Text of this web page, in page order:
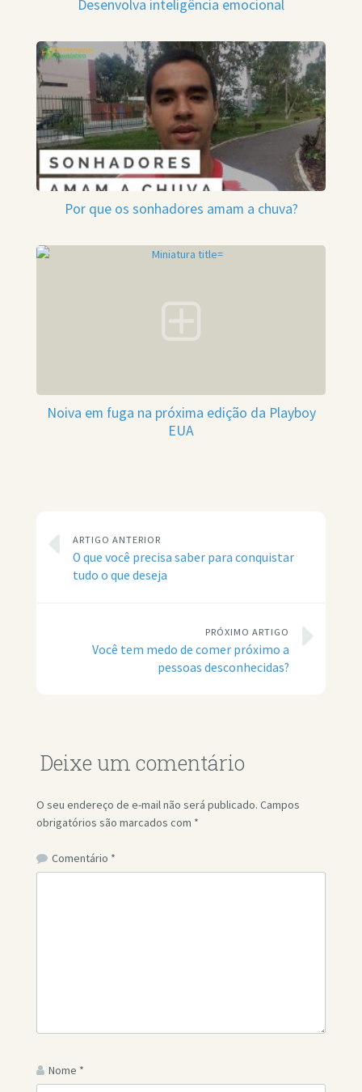
Desenvolva inteligência emocional
Por que os sonhadores amam a chuva?
Noiva em fuga na próxima edição da Playboy
EUA
ARTIGO ANTERIOR
O que você precisa saber para conquistar
tudo o que deseja
PRÓXIMO ARTIGO
Você tem medo de comer próximo a
pessoas desconhecidas?
Deixe um comentário
O seu endereço de e-mail não será publicado. Campos
obrigatórios são marcados com *
Comentário *
Nome *